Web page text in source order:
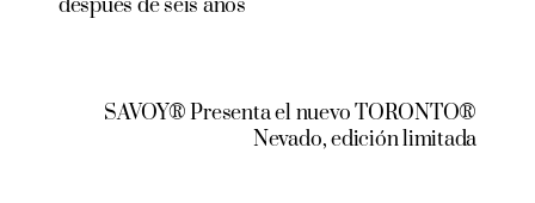
después de seis años
SAVOY® Presenta el nuevo TORONTO®
Nevado, edición limitada